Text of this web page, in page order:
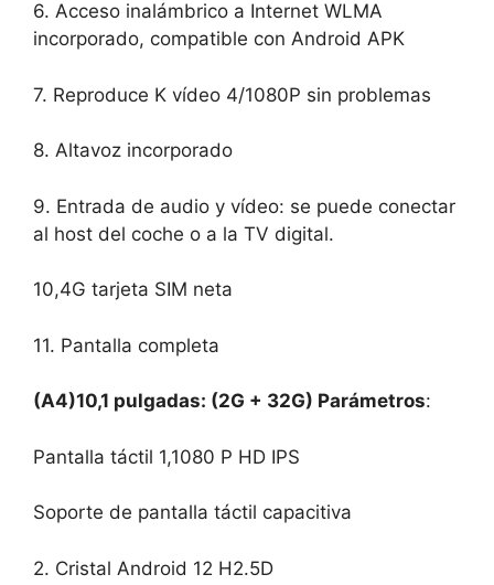
6. Acceso inalámbrico a Internet WLMA
incorporado, compatible con Android APK
7. Reproduce K vídeo 4/1080P sin problemas
8. Altavoz incorporado
9. Entrada de audio y vídeo: se puede conectar
al host del coche o a la TV digital.
10,4G tarjeta SIM neta
11. Pantalla completa
(A4)10,1 pulgadas: (2G + 32G) Parámetros:
Pantalla táctil 1,1080 P HD IPS
Soporte de pantalla táctil capacitiva
2. Cristal Android 12 H2.5D